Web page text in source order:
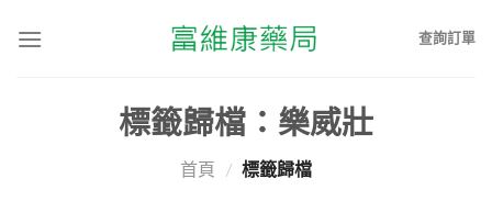
查詢訂單
標籤歸檔： 樂威壯
首頁 / 標籤歸檔